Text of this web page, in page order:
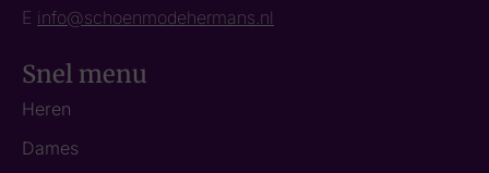
E info@schoenmodehermans.nl
Snel menu
Heren
Dames